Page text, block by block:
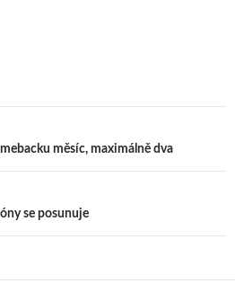
měsíc, maximálně dva
se posunuje